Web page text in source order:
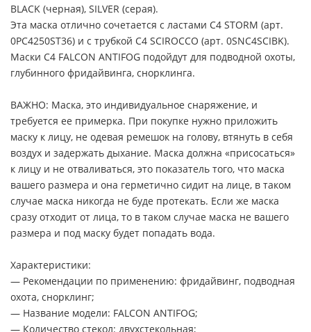
BLACK (черная), SILVER (серая).
Эта маска отлично сочетается с ластами C4 STORM (арт.
0PC4250ST36) и с трубкой C4 SCIROCCO (арт. 0SNC4SCIBK).
Маски C4 FALCON ANTIFOG подойдут для подводной охоты,
глубинного фридайвинга, снорклинга.
ВАЖНО: Маска, это индивидуальное снаряжение, и
требуется ее примерка. При покупке нужно приложить
маску к лицу, не одевая ремешок на голову, втянуть в себя
воздух и задержать дыхание. Маска должна «присосаться»
к лицу и не отваливаться, это показатель того, что маска
вашего размера и она герметично сидит на лице, в таком
случае маска никогда не буде протекать. Если же маска
сразу отходит от лица, то в таком случае маска не вашего
размера и под маску будет попадать вода.
Характеристики:
— Рекомендации по применению: фридайвинг, подводная
охота, снорклинг;
— Название модели: FALCON ANTIFOG;
— Количество стекол: двухстекольная;